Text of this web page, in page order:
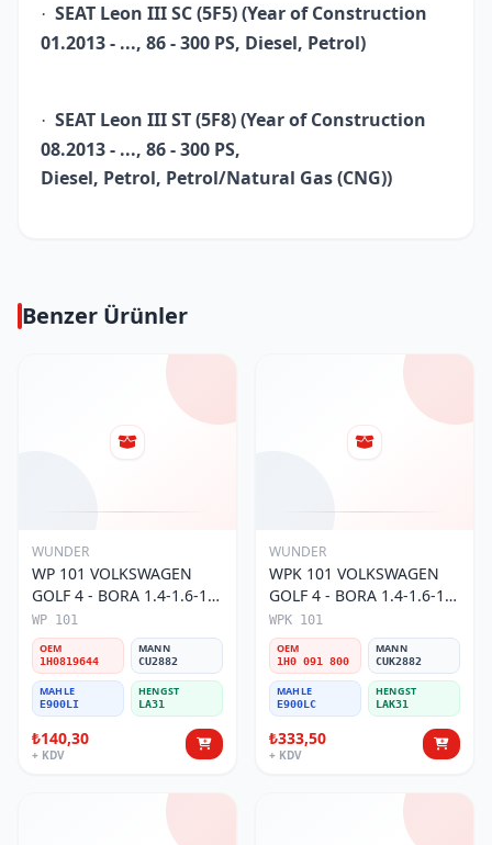
· SEAT Leon III SC (5F5) (Year of Construction
01.2013 - ..., 86 - 300 PS, Diesel, Petrol)
· SEAT Leon III ST (5F8) (Year of Construction
08.2013 - ..., 86 - 300 PS,
Diesel, Petrol, Petrol/Natural Gas (CNG))
Benzer Ürünler
WUNDER
WP 101 VOLKSWAGEN
GOLF 4 - BORA 1.4-1.6-1.8
POLO III 1H0 819 644
Polen Filtresi
WP 101
OEM
1H0819644
MANN
CU2882
MAHLE
E900LI
HENGST
LA31
₺140,30
+ KDV
WUNDER
WPK 101 VOLKSWAGEN
GOLF 4 - BORA 1.4-1.6-1.8
POLO III KARBONLU 1H0
091 800 Polen Filtresi
WPK 101
OEM
1H0 091 800
MANN
CUK2882
MAHLE
E900LC
HENGST
LAK31
₺333,50
+ KDV